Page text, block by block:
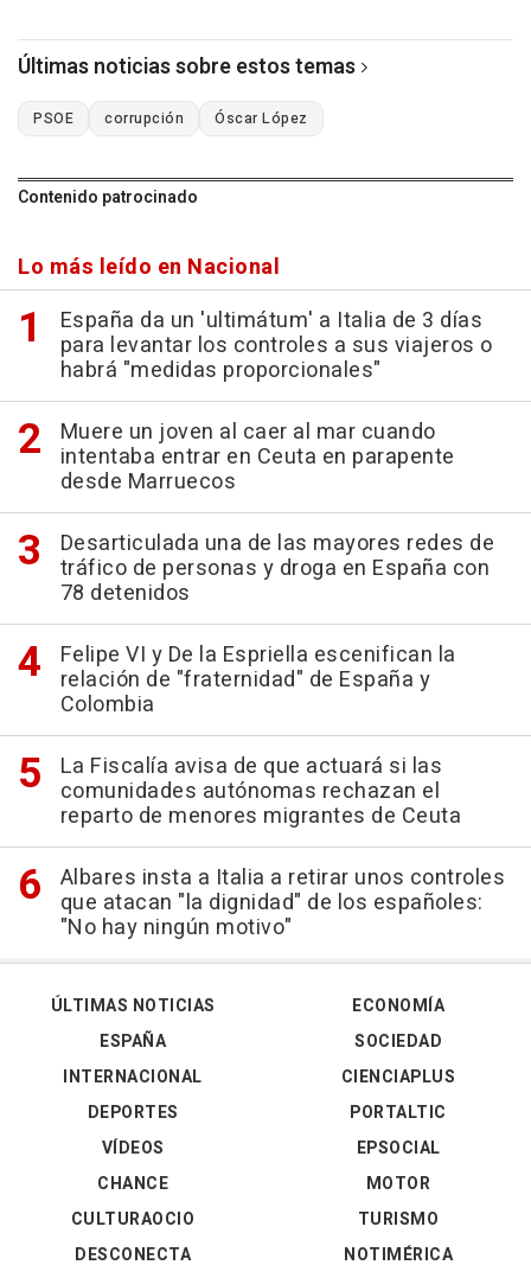
Últimas noticias sobre estos temas
PSOE corrupción Óscar López
Contenido patrocinado
Lo más leído en Nacional
España da un 'ultimátum' a Italia de 3 días
para levantar los controles a sus viajeros o
habrá "medidas proporcionales"
Muere un joven al caer al mar cuando
intentaba entrar en Ceuta en parapente
desde Marruecos
Desarticulada una de las mayores redes de
tráfico de personas y droga en España con
78 detenidos
Felipe VI y De la Espriella escenifican la
relación de "fraternidad" de España y
Colombia
La Fiscalía avisa de que actuará si las
comunidades autónomas rechazan el
reparto de menores migrantes de Ceuta
Albares insta a Italia a retirar unos controles
que atacan "la dignidad" de los españoles:
"No hay ningún motivo"
ÚLTIMAS NOTICIAS
ESPAÑA
INTERNACIONAL
DEPORTES
VÍDEOS
ECONOMÍA
SOCIEDAD
CIENCIAPLUS
PORTALTIC
EPSOCIAL
CHANCE
CULTURAOCIO
DESCONECTA
MOTOR
TURISMO
NOTIMÉRICA